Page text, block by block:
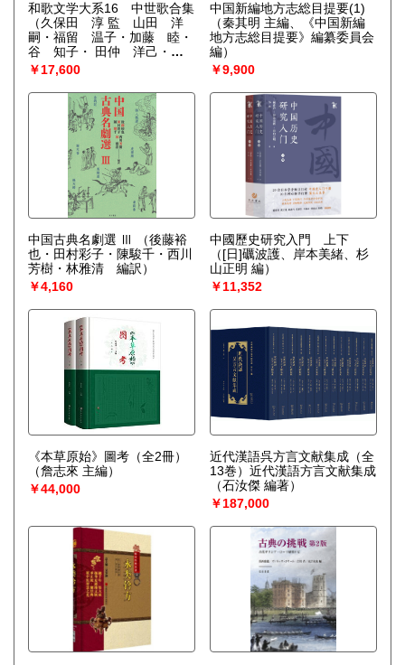
和歌文学大系16 中世歌合集
（久保田 淳 監 山田 洋
嗣・福留 温子・加藤 睦・
谷 知子・ 田仲 洋己・吉
野 朋美・堀川 貴司・五月
女 肇志著 ）
￥17,600
中国新編地方志総目提要(1)
（秦其明 主編、《中国新編
地方志総目提要》編纂委員会
編）
￥9,900
中国古典名劇選 Ⅲ
（後藤裕
也・田村彩子・陳駿千・西川
芳樹・林雅清 編訳）
￥4,160
中國歷史研究入門 上下
（[日]礪波護、岸本美緒、杉
山正明 編）
￥11,352
《本草原始》圖考（全2冊）
（詹志來 主編）
￥44,000
近代漢語呉方言文献集成（全
13巻）近代漢語方言文献集成
（石汝傑 編著）
￥187,000